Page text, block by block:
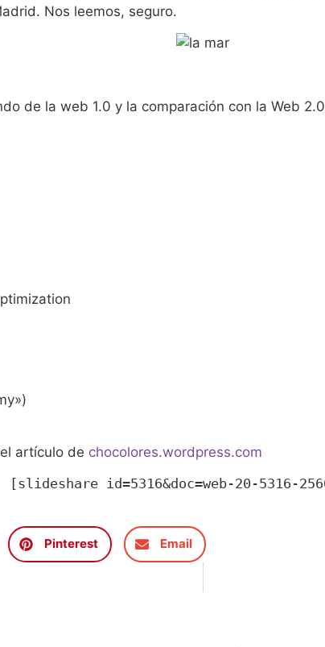
Nos leemos, seguro.
de la web 1.0 y la comparación con la Web 2.0
artículo de chocolores.wordpress.com
[slideshare id=5316&doc=web-20-5316-
Pinterest Email